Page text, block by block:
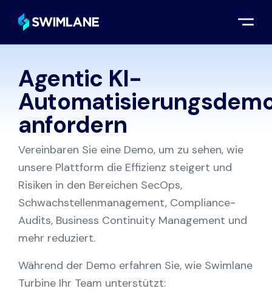
Demo anfordern
Agentic KI-
anfordern
Vereinbaren Sie eine Demo, um zu sehen, wie
unsere Plattform die Effizienz steigert und
Risiken in den Bereichen SecOps,
Schwachstellenmanagement, Compliance-
Audits, Business Continuity Management und
mehr reduziert.
Während der Demo erfahren Sie, wie Swimlane
Turbine Ihr Team unterstützt: